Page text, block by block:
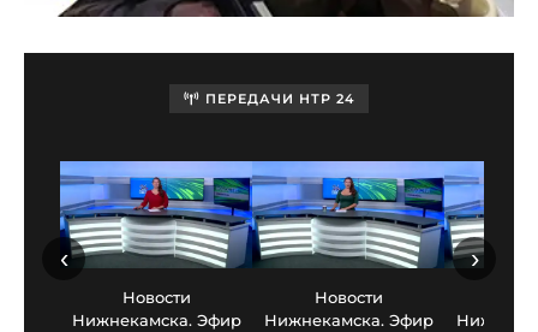
ПЕРЕДАЧИ НТР 24
Новости
Нижнекамска. Эфир
Новости
Нижнекамска. Эфир
‹ ›